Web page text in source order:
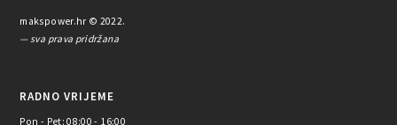
makspower.hr © 2022.
— sva prava pridržana
RADNO VRIJEME
Pon - Pet: 08:00 - 16:00